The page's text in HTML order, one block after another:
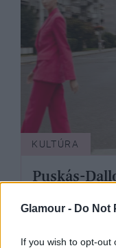
Glamour - Do Not
If you wish to opt-out
KULTÚRA
Puskás-